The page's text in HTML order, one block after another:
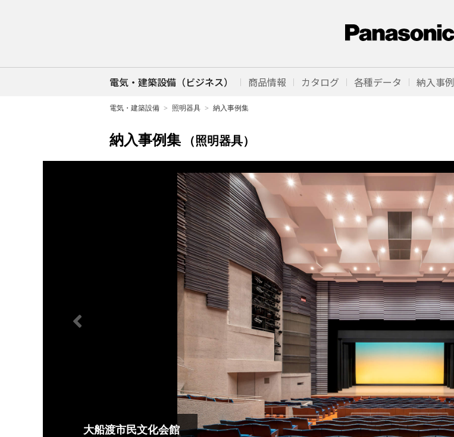
電気・建築設備（ビジネス） 商品情報 カタログ 各種データ 納入事例
電気・建築設備 照明器具 納入事例集
納入事例集 （照明器具）
大船渡市民文化会館